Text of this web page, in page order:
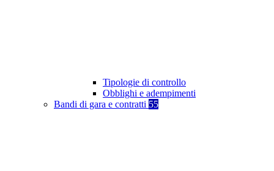
Tipologie di controllo
Obblighi e adempimenti
Bandi di gara e contratti 55